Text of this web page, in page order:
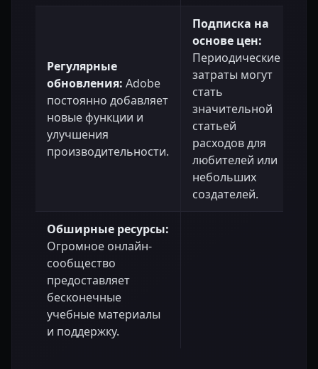
Регулярные
обновления: Adobe
постоянно добавляет
новые функции и
улучшения
производительности.
Подписка на
основе цен:
Периодические
затраты могут
стать
значительной
статьей
расходов для
любителей или
небольших
создателей.
Обширные ресурсы:
Огромное онлайн-
сообщество
предоставляет
бесконечные
учебные материалы
и поддержку.